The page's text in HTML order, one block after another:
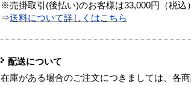
※売掛取引(後払い)のお客様は33,000円（税込
⇒送料について詳しくはこちら
配送について
在庫がある場合のご注文につきましては、各